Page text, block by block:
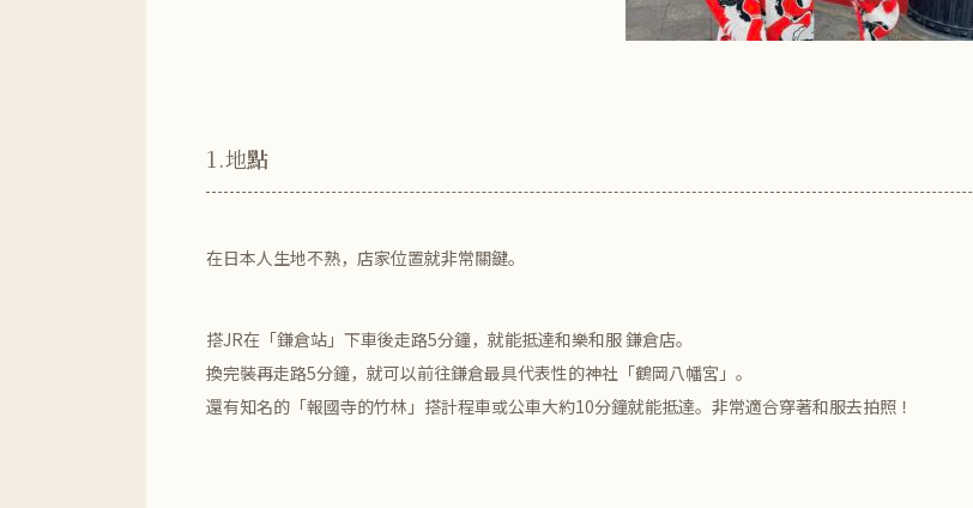
1.地點
在日本人生地不熟，店家位置就非常關鍵。
搭JR在「鎌倉站」下車後走路5分鐘，就能抵達和樂和服 鎌倉店。
換完裝再走路5分鐘，就可以前往鎌倉最具代表性的神社「鶴岡八幡宮」。
還有知名的「報國寺的竹林」搭計程車或公車大約10分鐘就能抵達。非常適合穿著和服去拍照！